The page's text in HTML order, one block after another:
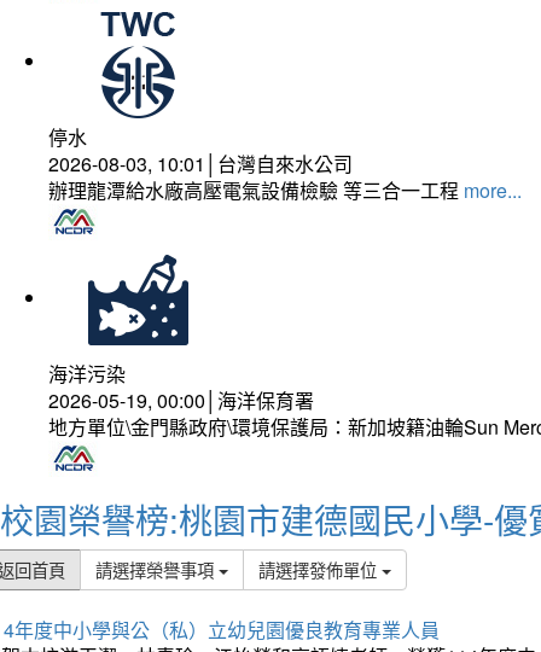
停水
2026-08-03, 10:01│台灣自來水公司
辦理龍潭給水廠高壓電氣設備檢驗 等三合一工程 more...
海洋污染
2026-05-19, 00:00│海洋保育署
地方單位\金門縣政府\環境保護局：新加坡籍油輪Sun
校園榮譽榜:桃園市建德國民小學-優
回首頁 請選擇榮譽事項 請選擇發佈單位
年度中小學與公（私）立幼兒園優良教育專業人員